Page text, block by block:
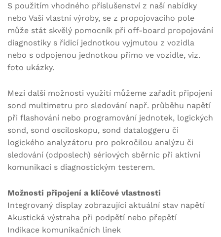
S použitím vhodného příslušenství z naší nabídky
nebo Vaší vlastní výroby, se z propojovacího pole
může stát skvělý pomocník při off-board propojování
diagnostiky s řídicí jednotkou vyjmutou z vozidla
nebo s odpojenou jednotkou přimo ve vozidle, viz.
foto ukázky.
Mezi další možnosti využití můžeme zařadit připojení
sond multimetru pro sledování např. průběhu napětí
při flashování nebo programování jednotek, logických
sond, sond osciloskopu, sond dataloggeru či
logického analyzátoru pro pokročilou analýzu či
sledování (odposlech) sériových sběrnic při aktivní
komunikaci s diagnostickým testerem.
Možnosti připojení a klíčové vlastnosti
Integrovaný display zobrazující aktuální stav napětí
Akustická výstraha při podpětí nebo přepětí
Indikace komunikačních linek